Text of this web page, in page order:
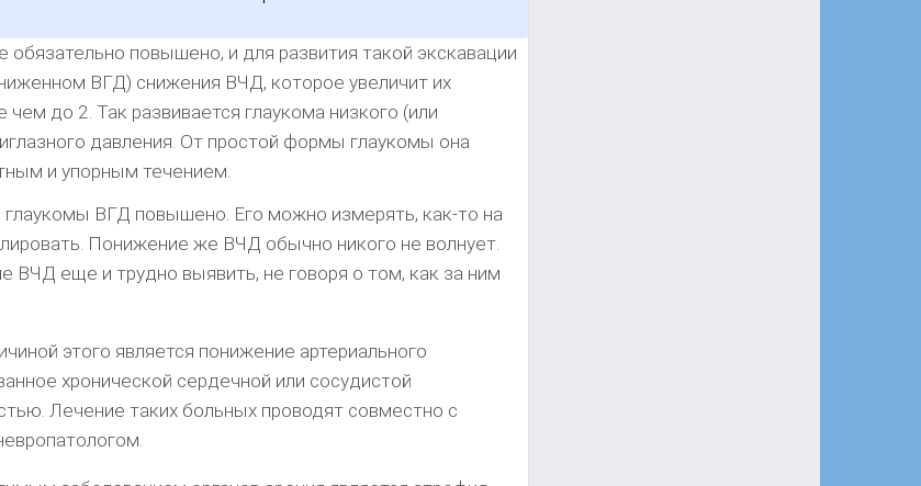
обязательно повышено, и для развития такой экскавации
ВГД) снижения ВЧД, которое увеличит их
до 2. Так развивается глаукома низкого (или
давления. От простой формы глаукомы она
и упорным течением.
ВГД повышено. Его можно измерять, как-то на
Понижение же ВЧД обычно никого не волнует.
ВЧД еще и трудно выявить, не говоря о том, как за ним
этого является понижение артериального
хронической сердечной или сосудистой
Лечение таких больных проводят совместно с